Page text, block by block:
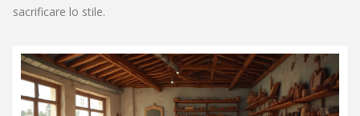
sacrificare lo stile.